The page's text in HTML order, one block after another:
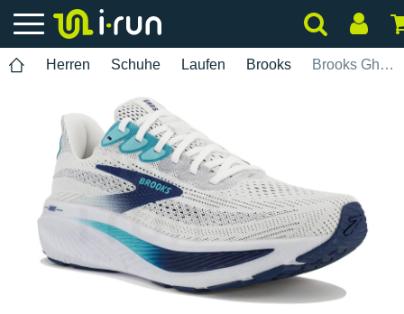
Herren Schuhe Laufen Brooks Brooks Ghost 17 Herren